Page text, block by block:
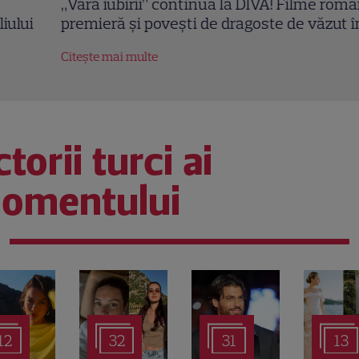
iubirii” continuă la DIVA! Filme romantice în
și povești de dragoste de văzut în august
mai multe
turci ai
32 31 13